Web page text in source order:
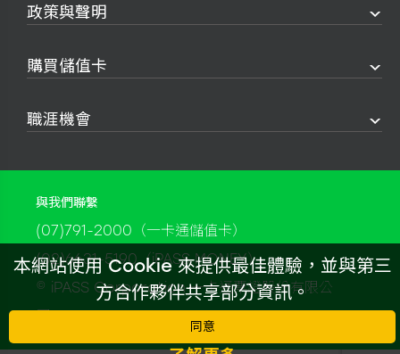
政策與聲明
購買儲值卡
職涯機會
與我們聯繫
(07)791-2000（一卡通儲值卡）
(02)6631-5190（iPASS MONEY）
© iPASS Corporation 一卡通票證股份有限公
司
本網站使用 Cookie 來提供最佳體驗，並與第三
方合作夥伴共享部分資訊。
同意